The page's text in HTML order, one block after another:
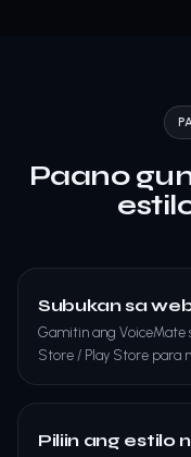
Paano
Subukan sa
Gamitin ang VoiceMate
Store / Play Store para
Piliin ang estilo